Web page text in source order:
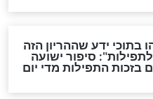
להמתקת